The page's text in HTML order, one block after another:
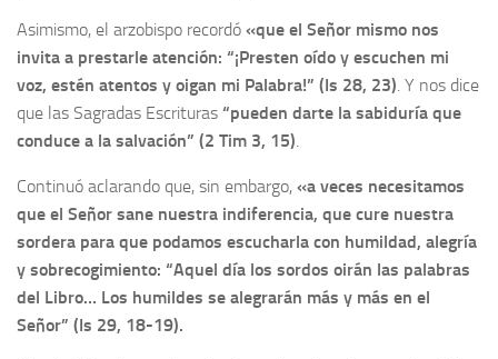
Asimismo, el arzobispo recordó «que el Señor mismo nos
invita a prestarle atención: “¡Presten oído y escuchen mi
voz, estén atentos y oigan mi Palabra!” (Is 28, 23). Y nos dice
que las Sagradas Escrituras “pueden darte la sabiduría que
conduce a la salvación” (2 Tim 3, 15).
Continuó aclarando que, sin embargo, «a veces necesitamos
que el Señor sane nuestra indiferencia, que cure nuestra
sordera para que podamos escucharla con humildad, alegría
y sobrecogimiento: “Aquel día los sordos oirán las palabras
del Libro… Los humildes se alegrarán más y más en el
Señor” (Is 29, 18-19).